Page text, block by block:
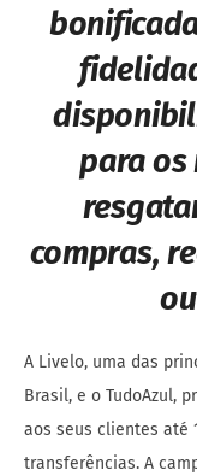
para os
compras,
A Livelo, uma das
Brasil, e o TudoAzul,
aos seus clientes até
transferências. A